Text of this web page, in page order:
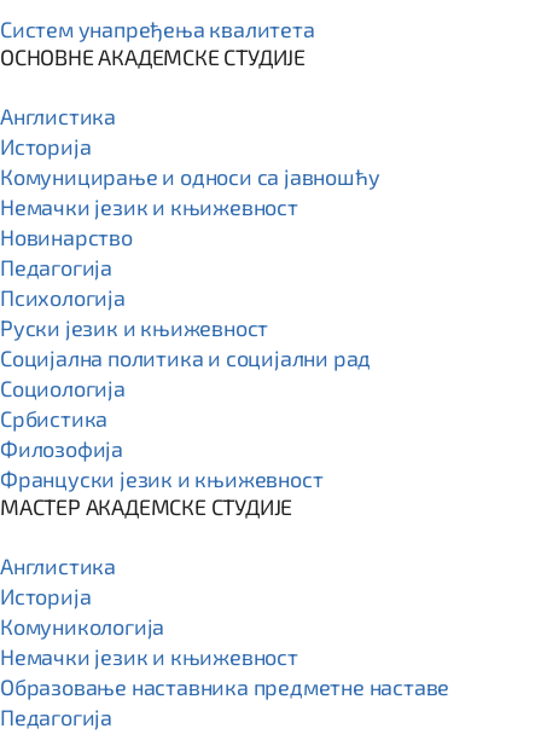
Систем унапређења квалитета
ОСНОВНЕ АКАДЕМСКЕ СТУДИЈЕ
Англистика
Историја
Комуницирање и односи са јавношћу
Немачки језик и књижевност
Новинарство
Педагогија
Психологија
Руски језик и књижевност
Социјална политика и социјални рад
Социологија
Србистика
Филозофија
Француски језик и књижевност
МАСТЕР АКАДЕМСКЕ СТУДИЈЕ
Англистика
Историја
Комуникологија
Немачки језик и књижевност
Образовање наставника предметне наставе
Педагогија